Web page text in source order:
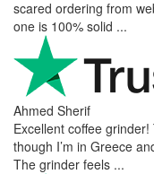
scared ordering from
one is 100% solid ...
Ahmed Sherif
Excellent coffee
though I’m in Greece
The grinder feels ...